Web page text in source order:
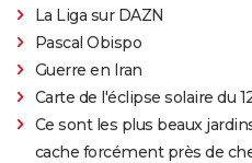
La Liga sur DAZN
Pascal Obispo
Guerre en Iran
Carte de l'éclipse solaire du
Ce sont les plus beaux
cache forcément près de